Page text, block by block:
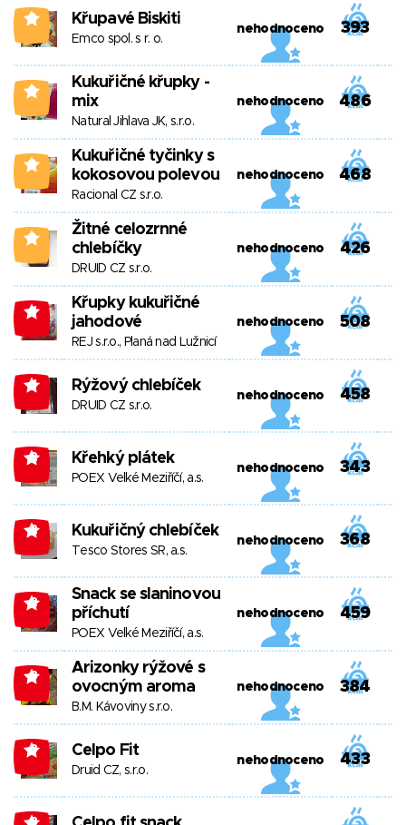
0 Křupavé Biskiti
Emco spol. s r. o.
nehodnoceno 393
0
Kukuřičné křupky -
mix
Natural Jihlava JK, s.r.o.
nehodnoceno 486
0
Kukuřičné tyčinky s
kokosovou polevou
Racional CZ s.r.o.
nehodnoceno 468
0
Žitné celozrnné
chlebíčky
DRUID CZ s.r.o.
nehodnoceno 426
-1
Křupky kukuřičné
jahodové
REJ s.r.o., Planá nad Lužnicí
nehodnoceno 508
-1 Rýžový chlebíček
DRUID CZ s.r.o.
nehodnoceno 458
-2 Křehký plátek
POEX Velké Meziříčí, a.s.
nehodnoceno 343
-2 Kukuřičný chlebíček
Tesco Stores SR, a.s.
nehodnoceno 368
-2
Snack se slaninovou
příchutí
POEX Velké Meziříčí, a.s.
nehodnoceno 459
-3
Arizonky rýžové s
ovocným aroma
B.M. Kávoviny s.r.o.
nehodnoceno 384
-3 Celpo Fit
Druid CZ, s.r.o.
nehodnoceno 433
-3